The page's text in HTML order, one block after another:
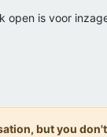
is voor
but you